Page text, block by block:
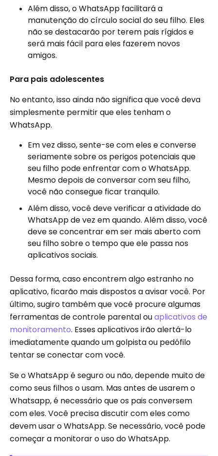
Além disso, o WhatsApp facilitará a
manutenção do círculo social do seu filho. Eles
não se destacarão por terem pais rígidos e
será mais fácil para eles fazerem novos
amigos.
Para pais adolescentes
No entanto, isso ainda não significa que você deva
simplesmente permitir que eles tenham o
WhatsApp.
Em vez disso, sente-se com eles e converse
seriamente sobre os perigos potenciais que
seu filho pode enfrentar com o WhatsApp.
Mesmo depois de conversar com seu filho,
você não consegue ficar tranquilo.
Além disso, você deve verificar a atividade do
WhatsApp de vez em quando. Além disso, você
deve se concentrar em ser mais aberto com
seu filho sobre o tempo que ele passa nos
aplicativos sociais.
Dessa forma, caso encontrem algo estranho no
aplicativo, ficarão mais dispostos a avisar você. Por
último, sugiro também que você procure algumas
ferramentas de controle parental ouaplicativos de
monitoramento. Esses aplicativos irão alertá-lo
imediatamente quando um golpista ou pedófilo
tentar se conectar com você.
Se o WhatsApp é seguro ou não, depende muito de
como seus filhos o usam. Mas antes de usarem o
Whatsapp, é necessário que os pais conversem
com eles. Você precisa discutir com eles como
devem usar o WhatsApp. Se necessário, você pode
começar a monitorar o uso do WhatsApp.